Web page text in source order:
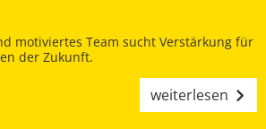
motiviertes Team sucht Verstärkung für
der Zukunft.
weiterlesen